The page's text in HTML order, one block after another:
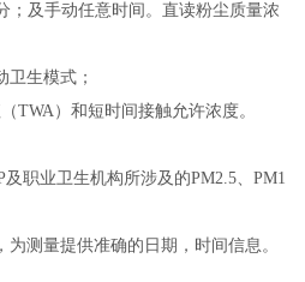
；及手动任意时间。直读粉尘质量浓
卫生模式；
TWA）和短时间接触允许浓度。
职业卫生机构所涉及的PM2.5、PM1
测量提供准确的日期，时间信息。